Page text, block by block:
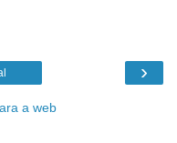
›
a web